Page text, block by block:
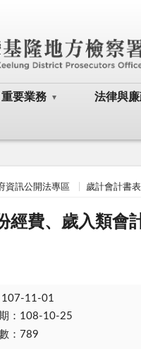
重要業務 法律與
資訊公開法專區 歲計會計書表
經費、歲入類會
107-11-01
：108-10-25
：789